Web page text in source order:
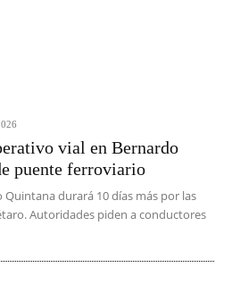
vial en Bernardo
puente ferroviario
durará 10 días más por las
Autoridades piden a conductores